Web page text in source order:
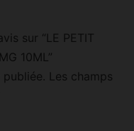
sur “LE PETIT
10ML”
Les champs